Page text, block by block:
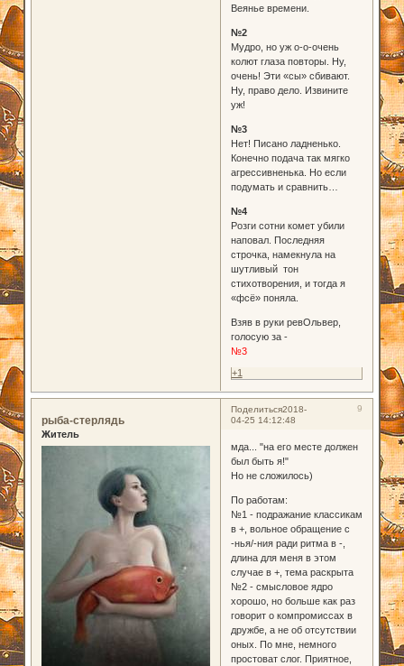
Веянье времени.
№2
Мудро, но уж о-о-очень
колют глаза повторы. Ну,
очень! Эти «сы» сбивают.
Ну, право дело. Извините
уж!
№3
Нет! Писано ладненько.
Конечно подача так мягко
агрессивненька. Но если
подумать и сравнить…
№4
Розги сотни комет убили
наповал. Последняя
строчка, намекнула на
шутливый тон
стихотворения, и тогда я
«фсё» поняла.
Взяв в руки ревОльвер,
голосую за -
№3
+1
Поделиться 9
2018-
04-25 14:12:48
рыба-стерлядь
Житель
мда... "на его месте должен
был быть я!"
Но не сложилось)
По работам:
№1 - подражание классикам
в +, вольное обращение с
-нья/-ния ради ритма в -,
длина для меня в этом
случае в +, тема раскрыта
№2 - смысловое ядро
хорошо, но больше как раз
говорит о компромиссах в
дружбе, а не об отсутствии
оных. По мне, немного
простоват слог. Приятное,